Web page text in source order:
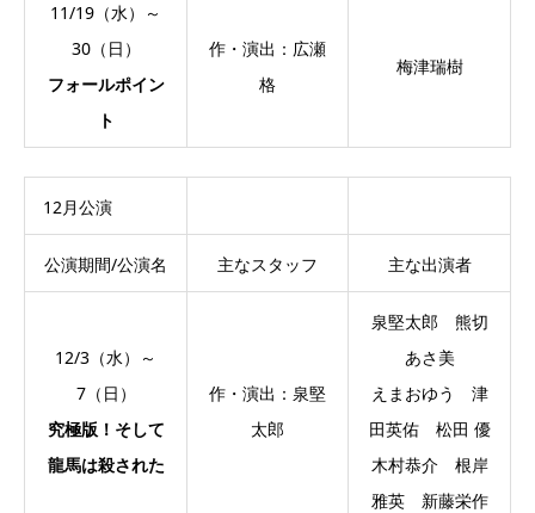
11/19（水）～
30（日）
フォールポイン
ト
作・演出：広瀬
格
梅津瑞樹
12月公演
公演期間/公演名 主なスタッフ 主な出演者
12/3（水）～
7（日）
究極版！そして
龍馬は殺された
作・演出：泉堅
太郎
泉堅太郎 熊切
あさ美
えまおゆう 津
田英佑 松田 優
木村恭介 根岸
雅英 新藤栄作